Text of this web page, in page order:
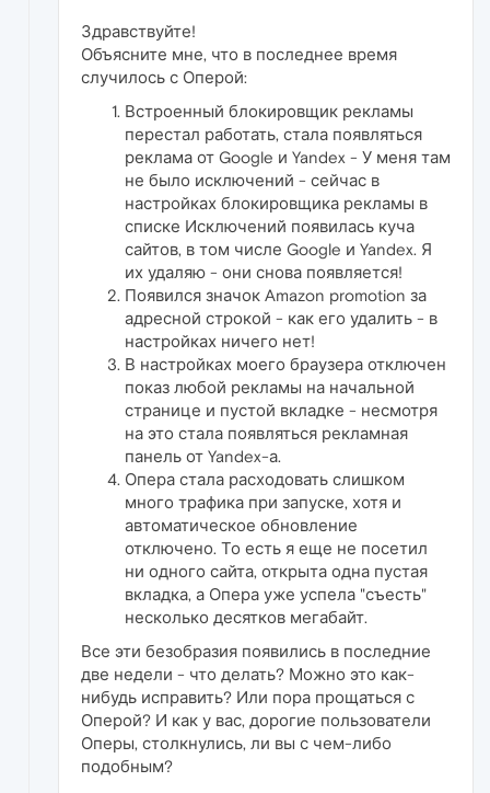
Здравствуйте!
Объясните мне, что в последнее время
случилось с Оперой:
Встроенный блокировщик рекламы
перестал работать, стала появляться
реклама от Google и Yandex - У меня там
не было исключений - сейчас в
настройках блокировщика рекламы в
списке Исключений появилась куча
сайтов, в том числе Google и Yandex. Я
их удаляю - они снова появляется!
Появился значок Amazon promotion за
адресной строкой - как его удалить - в
настройках ничего нет!
В настройках моего браузера отключен
показ любой рекламы на начальной
странице и пустой вкладке - несмотря
на это стала появляться рекламная
панель от Yandex-а.
Опера стала расходовать слишком
много трафика при запуске, хотя и
автоматическое обновление
отключено. То есть я еще не посетил
ни одного сайта, открыта одна пустая
вкладка, а Опера уже успела "съесть"
несколько десятков мегабайт.
Все эти безобразия появились в последние
две недели - что делать? Можно это как-
нибудь исправить? Или пора прощаться с
Оперой? И как у вас, дорогие пользователи
Оперы, столкнулись, ли вы с чем-либо
подобным?